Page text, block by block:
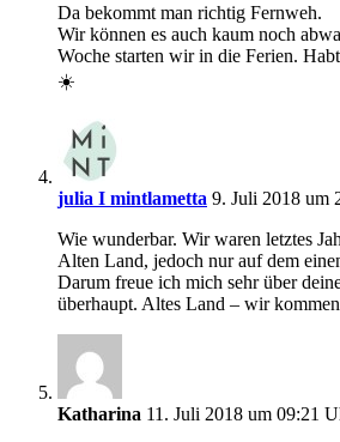
Da bekommt man richtig Fernweh.
Wir können es auch kaum noch
Woche starten wir in die Ferien.
☀️
julia I mintlametta 9. Juli 2018 um
Wie wunderbar. Wir waren letztes
Alten Land, jedoch nur auf dem
Darum freue ich mich sehr über
überhaupt. Altes Land – wir
Katharina 11. Juli 2018 um 09:21